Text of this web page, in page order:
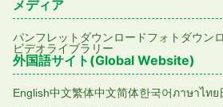
メディア
パンフレットダウンロードフォトダウン
ビデオライブラリー
外国語サイト(Global Website)
English中文繁体中文简体한국어ภาษาไทย